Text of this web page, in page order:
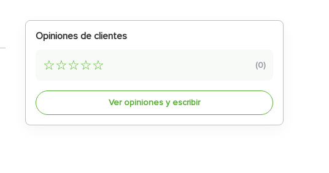
Opiniones de clientes
☆☆☆☆☆ (0)
Ver opiniones y escribir